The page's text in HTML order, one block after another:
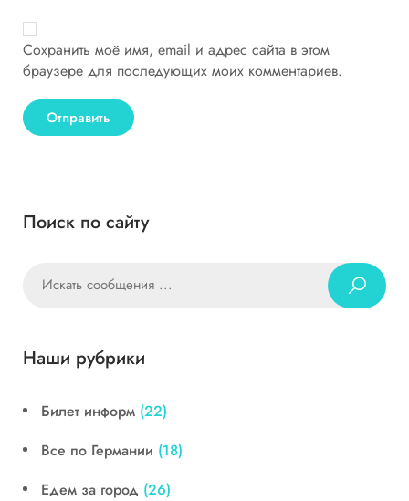
Сохранить моё имя, email и адрес сайта в этом
браузере для последующих моих комментариев.
Поиск по сайту
Наши рубрики
Билет информ (22)
Все по Германии (18)
Едем за город (26)